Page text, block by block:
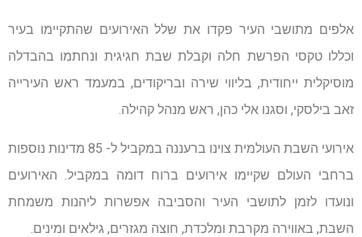
אלפים מתושבי העיר פקדו את שלל האירועים שהתקיימו בעיר
וכללו טקסי הפרשת חלה וקבלת שבת חגיגית ונחתמו בהבדלה
מוסיקלית ייחודית, בליווי שירה ובריקודים, במעמד ראש העירייה
זאב בילסקי, וסגנו אלי כהן, ראש מנהל קהילה.
אירועי השבת העולמית צוינו ברעננה במקביל ל- 85 מדינות נוספות
ברחבי העולם שקיימו אירועים ברוח דומה במקביל. האירועים
ונועדו לזמן לתושבי העיר והסביבה אפשרות ליהנות משמחת
השבת, באווירה מקרבת ומלכדת, חוצה מגזרים, גילאים ומינים.